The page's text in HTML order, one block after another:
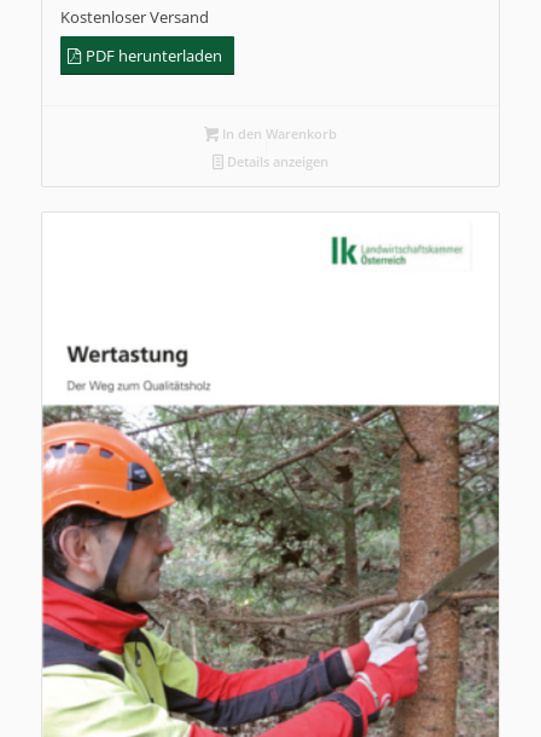
Kostenloser Versand
PDF herunterladen
In den Warenkorb
Details anzeigen